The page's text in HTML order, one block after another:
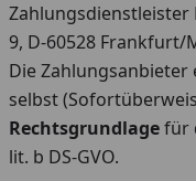
Zahlungsdienstleister
9, D-60528 Frankfurt/
Die Zahlungsanbieter
selbst
Rechtsgrundlagefür
lit. b DS-GVO.